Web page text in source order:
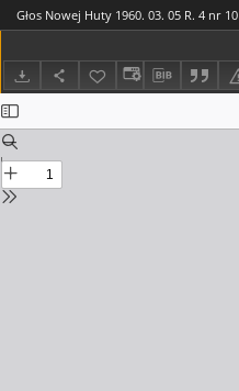
Głos Nowej Huty 1960. 03. 05 R. 4 nr 10